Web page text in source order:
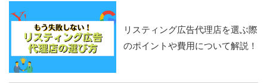
リスティング広告代理店を選ぶ際
のポイントや費用について解説！